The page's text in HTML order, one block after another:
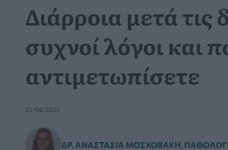
Διάρροια μετά τις
συχνοί λόγοι και
αντιμετωπίσετε
22/08/2025
ΔΡ. ΑΝΑΣΤΑΣΊΑ ΜΟΣΧΟΒΆΚΗ,